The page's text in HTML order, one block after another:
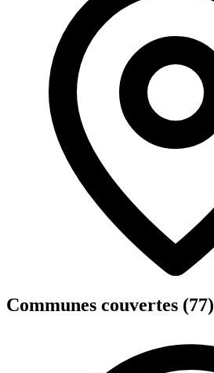
Communes couvertes (77)